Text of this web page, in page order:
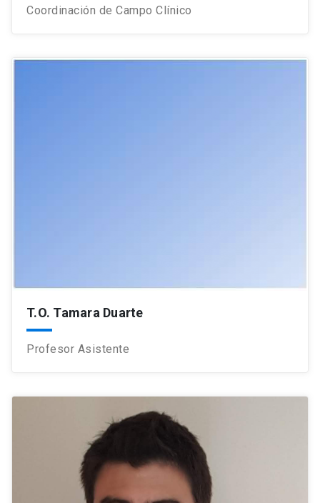
Coordinación de Campo Clínico
T.O. Tamara Duarte
Profesor Asistente